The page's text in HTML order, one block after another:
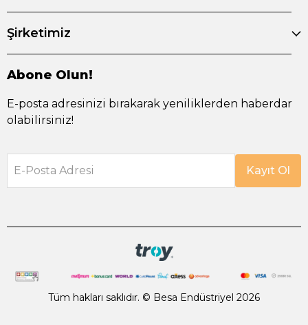
Şirketimiz
Abone Olun!
E-posta adresinizi bırakarak yeniliklerden haberdar
olabilirsiniz!
E-Posta Adresi Kayıt Ol
Tüm hakları saklıdır. © Besa Endüstriyel 2026